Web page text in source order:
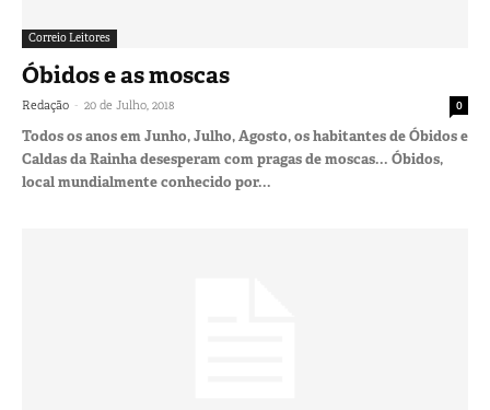
Correio Leitores
Óbidos e as moscas
Redação - 20 de Julho, 2018 0
Todos os anos em Junho, Julho, Agosto, os habitantes de Óbidos e
Caldas da Rainha desesperam com pragas de moscas... Óbidos,
local mundialmente conhecido por...